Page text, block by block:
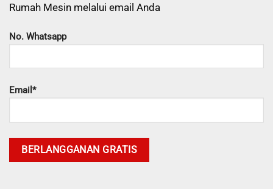
Rumah Mesin melalui email Anda
No. Whatsapp
Email*